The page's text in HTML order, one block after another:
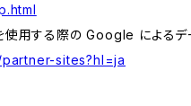
用する際の Google によるデ
sites?hl=ja